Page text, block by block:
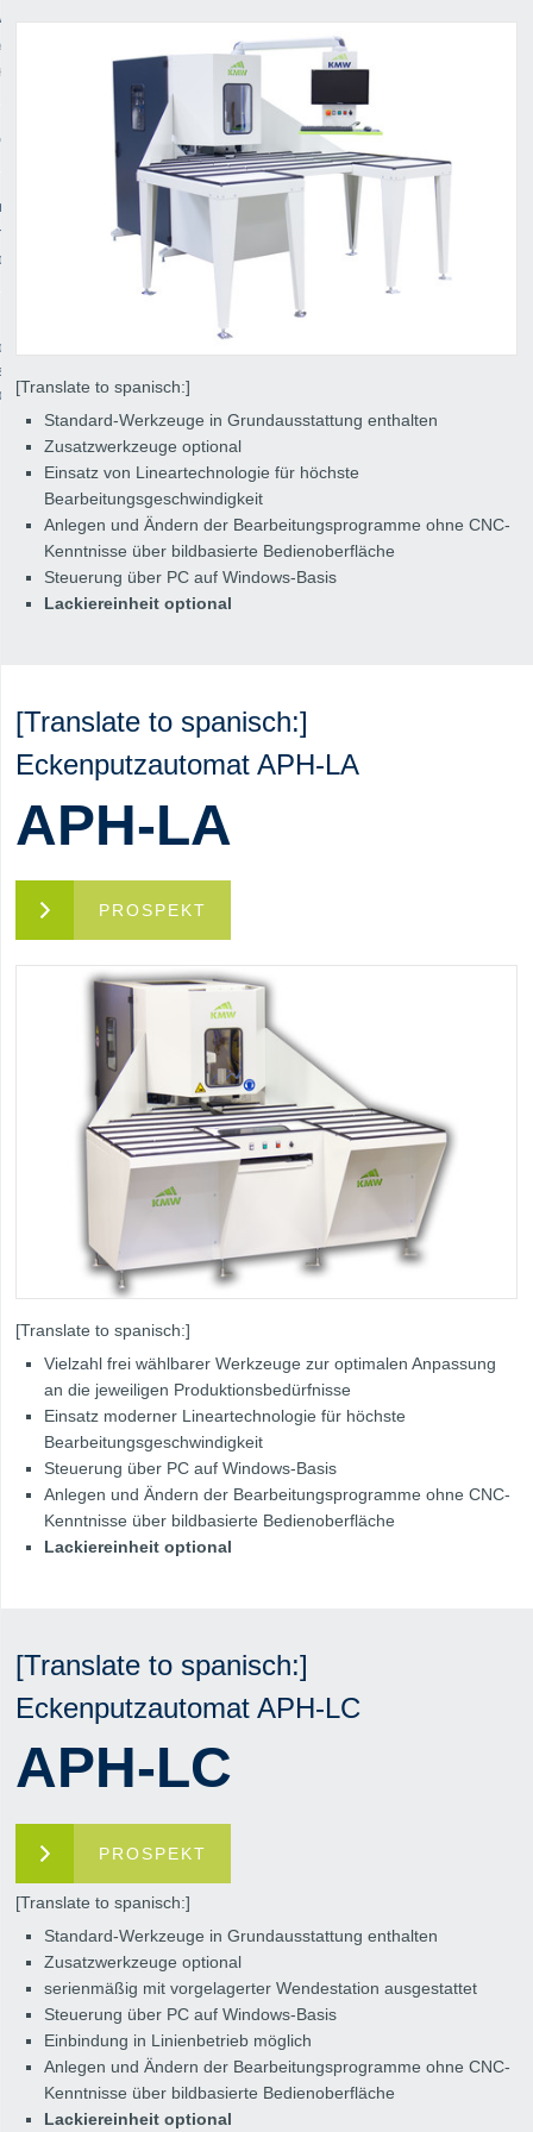
[Translate to spanisch:]
Standard-Werkzeuge in Grundausstattung enthalten
Zusatzwerkzeuge optional
Einsatz von Lineartechnologie für höchste
Bearbeitungsgeschwindigkeit
Anlegen und Ändern der Bearbeitungsprogramme ohne CNC-
Kenntnisse über bildbasierte Bedienoberfläche
Steuerung über PC auf Windows-Basis
Lackiereinheit optional
[Translate to spanisch:]
Eckenputzautomat APH-LA
APH-LA
PROSPEKT
[Translate to spanisch:]
Vielzahl frei wählbarer Werkzeuge zur optimalen Anpassung
an die jeweiligen Produktionsbedürfnisse
Einsatz moderner Lineartechnologie für höchste
Bearbeitungsgeschwindigkeit
Steuerung über PC auf Windows-Basis
Anlegen und Ändern der Bearbeitungsprogramme ohne CNC-
Kenntnisse über bildbasierte Bedienoberfläche
Lackiereinheit optional
[Translate to spanisch:]
Eckenputzautomat APH-LC
APH-LC
PROSPEKT
[Translate to spanisch:]
Standard-Werkzeuge in Grundausstattung enthalten
Zusatzwerkzeuge optional
serienmäßig mit vorgelagerter Wendestation ausgestattet
Steuerung über PC auf Windows-Basis
Einbindung in Linienbetrieb möglich
Anlegen und Ändern der Bearbeitungsprogramme ohne CNC-
Kenntnisse über bildbasierte Bedienoberfläche
Lackiereinheit optional